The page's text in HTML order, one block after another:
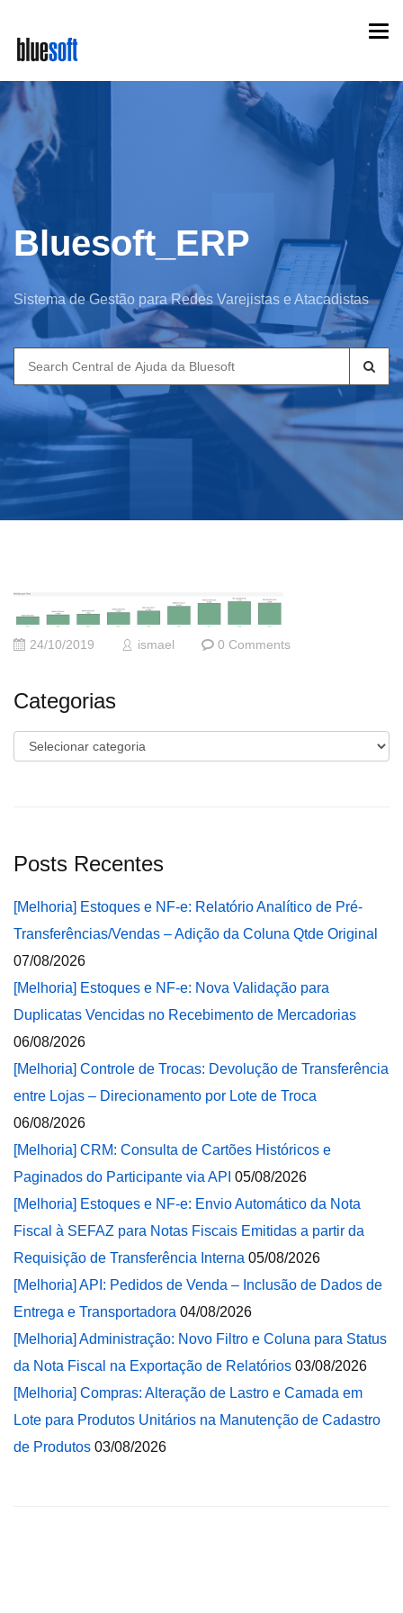
main
content
Bluesoft_ERP
Sistema de Gestão para Redes Varejistas e Atacadistas
Search
for:
24/10/2019 ismael 0 Comments
Categorias
Categorias
Posts Recentes
[Melhoria] Estoques e NF-e: Relatório Analítico de Pré-
Transferências/Vendas – Adição da Coluna Qtde Original
07/08/2026
[Melhoria] Estoques e NF-e: Nova Validação para
Duplicatas Vencidas no Recebimento de Mercadorias
06/08/2026
[Melhoria] Controle de Trocas: Devolução de Transferência
entre Lojas – Direcionamento por Lote de Troca
06/08/2026
[Melhoria] CRM: Consulta de Cartões Históricos e
Paginados do Participante via API 05/08/2026
[Melhoria] Estoques e NF-e: Envio Automático da Nota
Fiscal à SEFAZ para Notas Fiscais Emitidas a partir da
Requisição de Transferência Interna 05/08/2026
[Melhoria] API: Pedidos de Venda – Inclusão de Dados de
Entrega e Transportadora 04/08/2026
[Melhoria] Administração: Novo Filtro e Coluna para Status
da Nota Fiscal na Exportação de Relatórios 03/08/2026
[Melhoria] Compras: Alteração de Lastro e Camada em
Lote para Produtos Unitários na Manutenção de Cadastro
de Produtos 03/08/2026